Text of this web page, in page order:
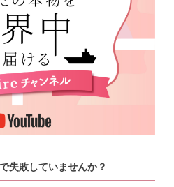
失敗していませんか？